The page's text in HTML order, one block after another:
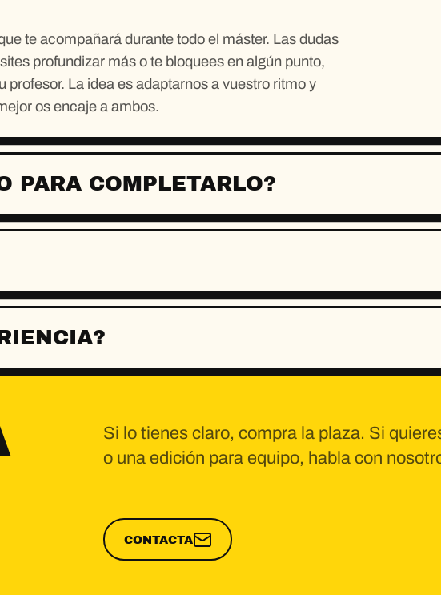
te acompañará durante todo el máster. Las dudas
profundizar más o te bloquees en algún punto,
La idea es adaptarnos a vuestro ritmo y
os encaje a ambos.
PARA COMPLETARLO?
Si lo tienes claro, compra la plaza. Si
o una edición para equipo, habla con
CONTACTA